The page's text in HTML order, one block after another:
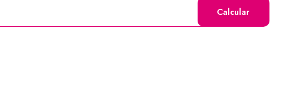
Calcular